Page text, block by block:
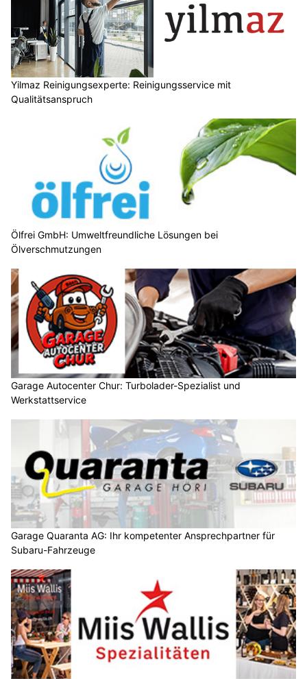
Yilmaz Reinigungsexperte: Reinigungsservice mit
Qualitätsanspruch
Ölfrei GmbH: Umweltfreundliche Lösungen bei
Ölverschmutzungen
Garage Autocenter Chur: Turbolader-Spezialist und
Werkstattservice
Garage Quaranta AG: Ihr kompetenter Ansprechpartner für
Subaru-Fahrzeuge